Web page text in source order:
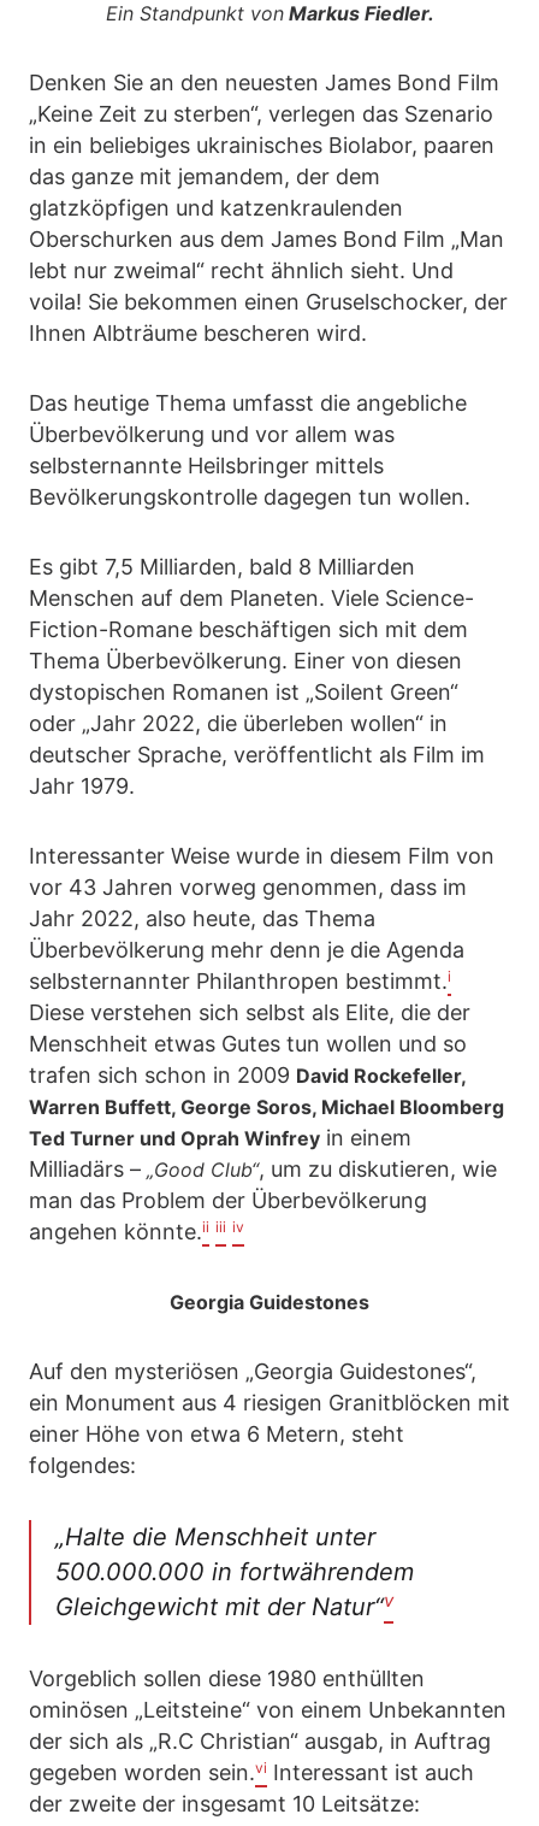
Ein Standpunkt vonMarkus Fiedler.
Denken Sie an den neuesten James Bond Film
„Keine Zeit zu sterben“, verlegen das Szenario
in ein beliebiges ukrainisches Biolabor, paaren
das ganze mit jemandem, der dem
glatzköpfigen und katzenkraulenden
Oberschurken aus dem James Bond Film „Man
lebt nur zweimal“ recht ähnlich sieht. Und
voila! Sie bekommen einen Gruselschocker, der
Ihnen Albträume bescheren wird.
Das heutige Thema umfasst die angebliche
Überbevölkerung und vor allem was
selbsternannte Heilsbringer mittels
Bevölkerungskontrolle dagegen tun wollen.
Es gibt 7,5 Milliarden, bald 8 Milliarden
Menschen auf dem Planeten. Viele Science-
Fiction-Romane beschäftigen sich mit dem
Thema Überbevölkerung. Einer von diesen
dystopischen Romanen ist „Soilent Green“
oder „Jahr 2022, die überleben wollen“ in
deutscher Sprache, veröffentlicht als Film im
Jahr 1979.
Interessanter Weise wurde in diesem Film von
vor 43 Jahren vorweg genommen, dass im
Jahr 2022, also heute, das Thema
Überbevölkerung mehr denn je die Agenda
selbsternannter Philanthropen bestimmt.i
Diese verstehen sich selbst als Elite, die der
Menschheit etwas Gutes tun wollen und so
trafen sich schon in 2009 David Rockefeller,
Warren Buffett, George Soros, Michael Bloomberg
Ted Turner und Oprah Winfrey in einem
Milliadärs – „Good Club“, um zu diskutieren, wie
man das Problem der Überbevölkerung
angehen könnte.ii iii iv
Georgia Guidestones
Auf den mysteriösen „Georgia Guidestones“,
ein Monument aus 4 riesigen Granitblöcken mit
einer Höhe von etwa 6 Metern, steht
folgendes:
„Halte die Menschheit unter
500.000.000 in fortwährendem
Gleichgewicht mit der Natur“v
Vorgeblich sollen diese 1980 enthüllten
ominösen „Leitsteine“ von einem Unbekannten
der sich als „R.C Christian“ ausgab, in Auftrag
gegeben worden sein.vi Interessant ist auch
der zweite der insgesamt 10 Leitsätze: